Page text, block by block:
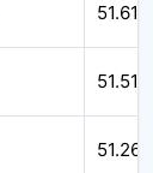
51.610
51.510
51.262